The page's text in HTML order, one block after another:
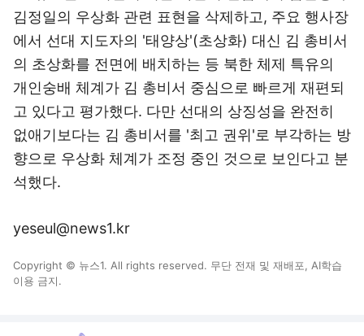
김정일의 우상화 관련 표현을 삭제하고, 주요 행사장
에서 선대 지도자의 '태양상'(초상화) 대신 김 총비서
의 초상화를 전면에 배치하는 등 북한 체제 특유의
개인숭배 체계가 김 총비서 중심으로 빠르게 재편되
고 있다고 평가했다. 다만 선대의 상징성을 완전히
없애기보다는 김 총비서를 '최고 권위'로 부각하는 방
향으로 우상화 체계가 조정 중인 것으로 보인다고 분
석했다.
yeseul@news1.kr
Copyright © 뉴스1. All rights reserved. 무단 전재 및 재배포, AI학습
이용 금지.